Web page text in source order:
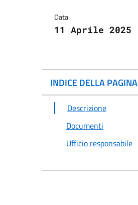
Data:
11 Aprile 2025
INDICE DELLA PAGINA
Descrizione
Documenti
Ufficio responsabile